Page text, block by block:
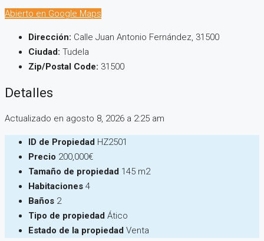
Abierto en Google Maps
Dirección: Calle Juan Antonio Fernández, 31500
Ciudad: Tudela
Zip/Postal Code: 31500
Detalles
Actualizado en agosto 8, 2026 a 2:25 am
ID de Propiedad HZ2501
Precio 200,000€
Tamaño de propiedad 145 m2
Habitaciones 4
Baños 2
Tipo de propiedad Ático
Estado de la propiedad Venta